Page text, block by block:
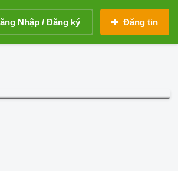
Nhập / Đăng ký Đăng tin